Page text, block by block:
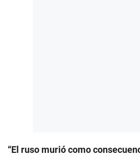
“El ruso murió como